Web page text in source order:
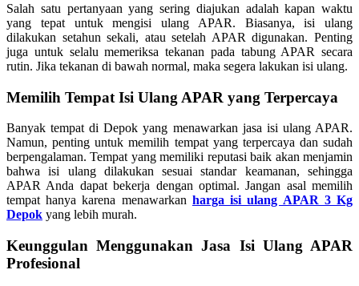
Salah satu pertanyaan yang sering diajukan adalah kapan waktu
yang tepat untuk mengisi ulang APAR. Biasanya, isi ulang
dilakukan setahun sekali, atau setelah APAR digunakan. Penting
juga untuk selalu memeriksa tekanan pada tabung APAR secara
rutin. Jika tekanan di bawah normal, maka segera lakukan isi ulang.
Memilih Tempat Isi Ulang APAR yang Terpercaya
Banyak tempat di Depok yang menawarkan jasa isi ulang APAR.
Namun, penting untuk memilih tempat yang terpercaya dan sudah
berpengalaman. Tempat yang memiliki reputasi baik akan menjamin
bahwa isi ulang dilakukan sesuai standar keamanan, sehingga
APAR Anda dapat bekerja dengan optimal. Jangan asal memilih
tempat hanya karena menawarkan harga isi ulang APAR 3 Kg
Depok yang lebih murah.
Keunggulan Menggunakan Jasa Isi Ulang APAR
Profesional